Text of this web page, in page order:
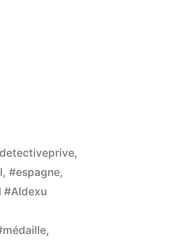
,
,#espagne,
#Aldexu
,